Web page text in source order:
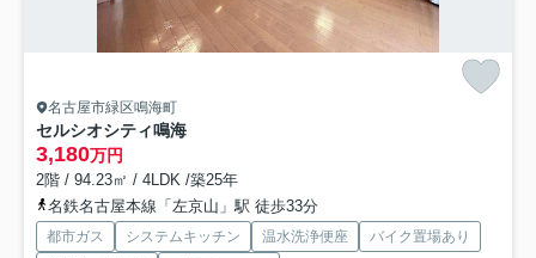
名古屋市緑区鳴海町
セルシオシティ鳴海
3,180万円
2階 / 94.23㎡ / 4LDK /築25年
名鉄名古屋本線「左京山」駅 徒歩33分
都市ガス システムキッチン 温水洗浄便座
バイク置場あり